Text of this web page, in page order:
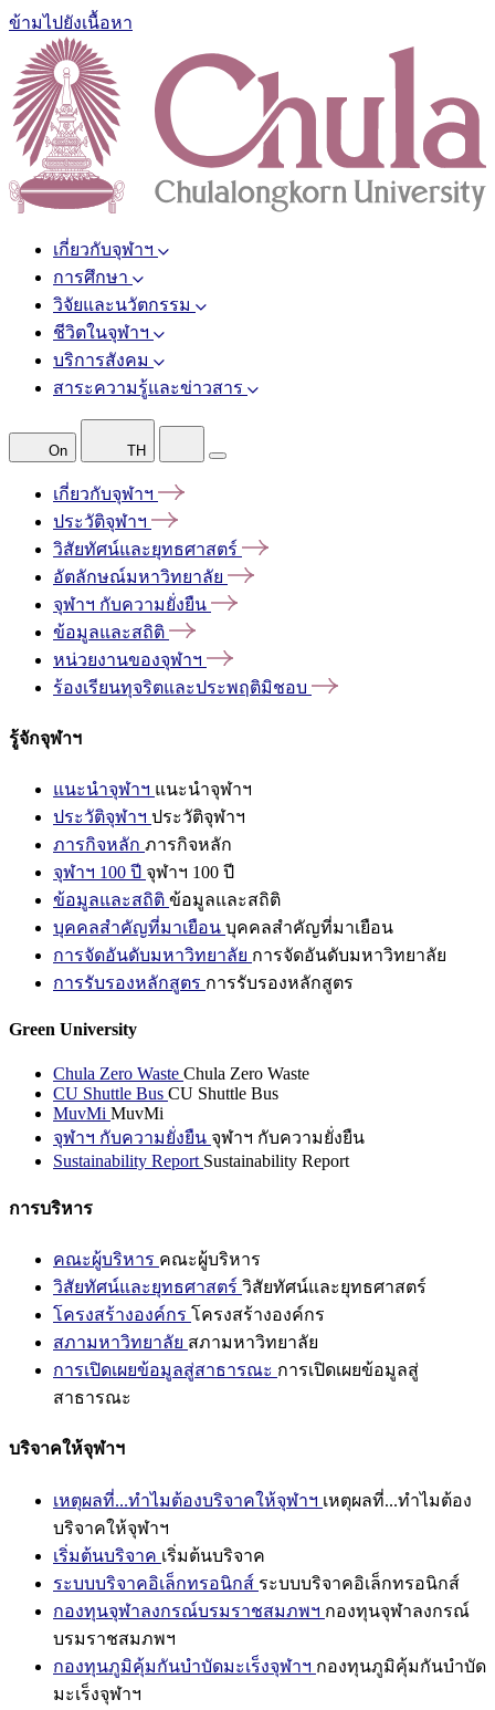
ข้ามไปยังเนื้อหา
เกี่ยวกับจุฬาฯ
การศึกษา
วิจัยและนวัตกรรม
ชีวิตในจุฬาฯ
บริการสังคม
สาระความรู้และข่าวสาร
On TH
เกี่ยวกับจุฬาฯ
ประวัติจุฬาฯ
วิสัยทัศน์และยุทธศาสตร์
อัตลักษณ์มหาวิทยาลัย
จุฬาฯ กับความยั่งยืน
ข้อมูลและสถิติ
หน่วยงานของจุฬาฯ
ร้องเรียนทุจริตและประพฤติมิชอบ
รู้จักจุฬาฯ
แนะนำจุฬาฯ แนะนำจุฬาฯ
ประวัติจุฬาฯ ประวัติจุฬาฯ
ภารกิจหลัก ภารกิจหลัก
จุฬาฯ 100 ปี จุฬาฯ 100 ปี
ข้อมูลและสถิติ ข้อมูลและสถิติ
บุคคลสำคัญที่มาเยือน บุคคลสำคัญที่มาเยือน
การจัดอันดับมหาวิทยาลัย การจัดอันดับมหาวิทยาลัย
การรับรองหลักสูตร การรับรองหลักสูตร
Green University
Chula Zero Waste Chula Zero Waste
CU Shuttle Bus CU Shuttle Bus
MuvMi MuvMi
จุฬาฯ กับความยั่งยืน จุฬาฯ กับความยั่งยืน
Sustainability Report Sustainability Report
การบริหาร
คณะผู้บริหาร คณะผู้บริหาร
วิสัยทัศน์และยุทธศาสตร์ วิสัยทัศน์และยุทธศาสตร์
โครงสร้างองค์กร โครงสร้างองค์กร
สภามหาวิทยาลัย สภามหาวิทยาลัย
การเปิดเผยข้อมูลสู่สาธารณะ การเปิดเผยข้อมูลสู่
สาธารณะ
บริจาคให้จุฬาฯ
เหตุผลที่...ทำไมต้องบริจาคให้จุฬาฯ เหตุผลที่...ทำไมต้อง
บริจาคให้จุฬาฯ
เริ่มต้นบริจาค เริ่มต้นบริจาค
ระบบบริจาคอิเล็กทรอนิกส์ ระบบบริจาคอิเล็กทรอนิกส์
กองทุนจุฬาลงกรณ์บรมราชสมภพฯ กองทุนจุฬาลงกรณ์
บรมราชสมภพฯ
กองทุนภูมิคุ้มกันบำบัดมะเร็งจุฬาฯ กองทุนภูมิคุ้มกันบำบัด
มะเร็งจุฬาฯ